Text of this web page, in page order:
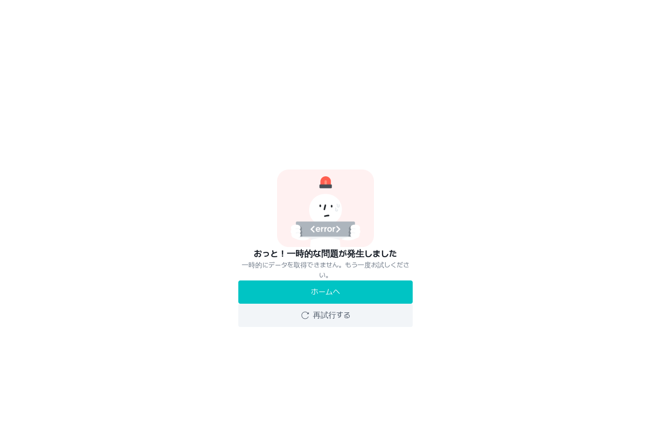
おっと！一時的な問題が発生しました
一時的にデータを取得できません。もう一度お試しくださ
い。
ホームへ
再試行する